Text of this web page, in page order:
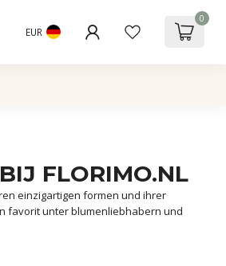
EUR
0
FLORIMO.NL
einzigartigen formen und ihrer
favorit unter blumenliebhabern und